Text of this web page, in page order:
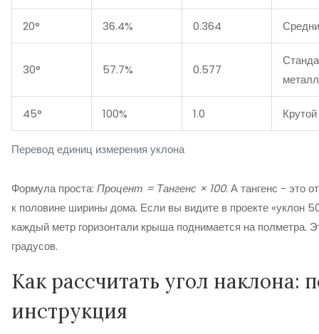
Перевод единиц измерения уклона
20° 36.4% 0.364
30° 57.7% 0.577
45° 100% 1.0
Формула проста: Процент = Тангенс × 100. А тангенс - это
к половине ширины дома. Если вы видите в проекте «уклон
каждый метр горизонтали крыша поднимается на полметра.
градусов.
Как рассчитать угол наклона:
инструкция